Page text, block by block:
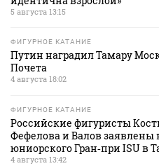
5 августа 13:15
ФИГУРНОЕ КАТАНИЕ
Путин наградил Тамару
Почета
4 августа 18:02
ФИГУРНОЕ КАТАНИЕ
Российские фигуристы
Фефелова и Валов заявлены
юниорского Гран‑при ISU в
4 августа 13:42